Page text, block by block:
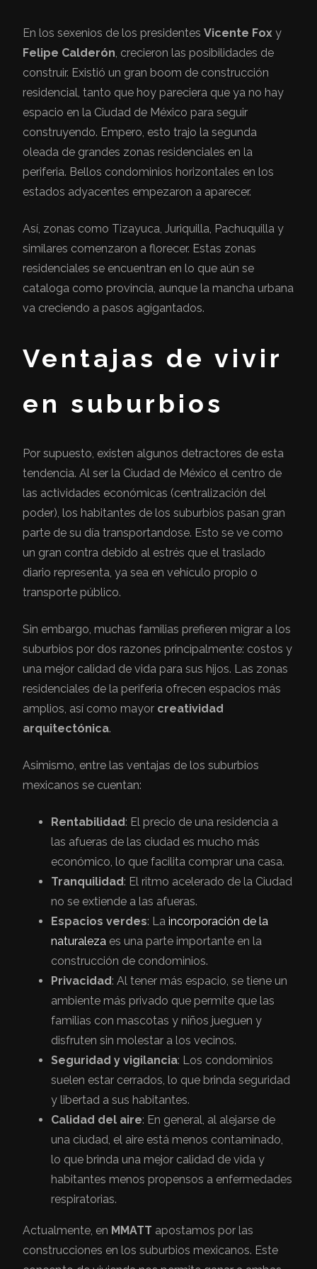
En los sexenios de los presidentes Vicente Fox y
Felipe Calderón, crecieron las posibilidades de
construir. Existió un gran boom de construcción
residencial, tanto que hoy pareciera que ya no hay
espacio en la Ciudad de México para seguir
construyendo. Empero, esto trajo la segunda
oleada de grandes zonas residenciales en la
periferia. Bellos condominios horizontales en los
estados adyacentes empezaron a aparecer.
Así, zonas como Tizayuca, Juriquilla, Pachuquilla y
similares comenzaron a florecer. Estas zonas
residenciales se encuentran en lo que aún se
cataloga como provincia, aunque la mancha urbana
va creciendo a pasos agigantados.
Ventajas de vivir
en suburbios
Por supuesto, existen algunos detractores de esta
tendencia. Al ser la Ciudad de México el centro de
las actividades económicas (centralización del
poder), los habitantes de los suburbios pasan gran
parte de su día transportandose. Esto se ve como
un gran contra debido al estrés que el traslado
diario representa, ya sea en vehículo propio o
transporte público.
Sin embargo, muchas familias prefieren migrar a los
suburbios por dos razones principalmente: costos y
una mejor calidad de vida para sus hijos. Las zonas
residenciales de la periferia ofrecen espacios más
amplios, así como mayor creatividad
arquitectónica.
Asimismo, entre las ventajas de los suburbios
mexicanos se cuentan:
Rentabilidad: El precio de una residencia a
las afueras de las ciudad es mucho más
económico, lo que facilita comprar una casa.
Tranquilidad: El ritmo acelerado de la Ciudad
no se extiende a las afueras.
Espacios verdes: La incorporación de la
naturaleza es una parte importante en la
construcción de condominios.
Privacidad: Al tener más espacio, se tiene un
ambiente más privado que permite que las
familias con mascotas y niños jueguen y
disfruten sin molestar a los vecinos.
Seguridad y vigilancia: Los condominios
suelen estar cerrados, lo que brinda seguridad
y libertad a sus habitantes.
Calidad del aire: En general, al alejarse de
una ciudad, el aire está menos contaminado,
lo que brinda una mejor calidad de vida y
habitantes menos propensos a enfermedades
respiratorias.
Actualmente, en MMATT apostamos por las
construcciones en los suburbios mexicanos. Este